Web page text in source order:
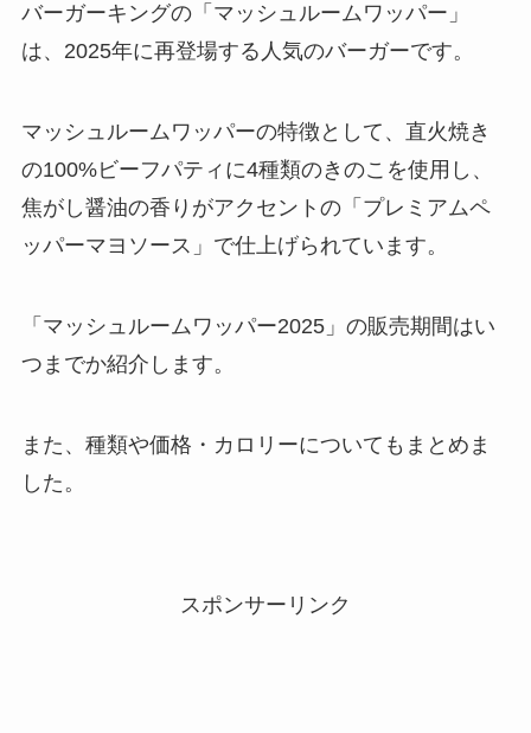
バーガーキングの「マッシュルームワッパー」
は、2025年に再登場する人気のバーガーです。
マッシュルームワッパーの特徴として、直火焼き
の100%ビーフパティに4種類のきのこを使用し、
焦がし醤油の香りがアクセントの「プレミアムペ
ッパーマヨソース」で仕上げられています。
「マッシュルームワッパー2025」の販売期間はい
つまでか紹介します。
また、種類や価格・カロリーについてもまとめま
した。
スポンサーリンク